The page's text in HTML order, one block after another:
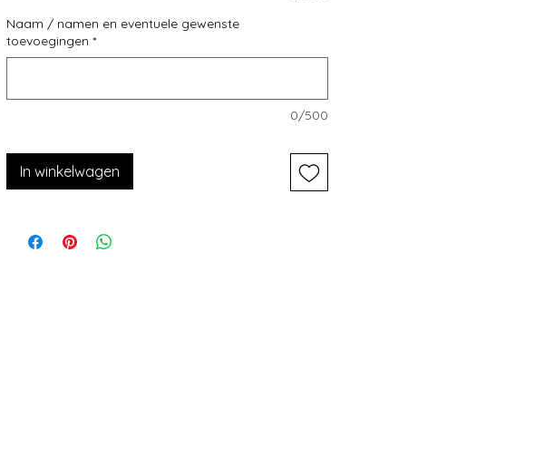
Naam / namen en eventuele gewenste
toevoegingen *
0/500
In winkelwagen